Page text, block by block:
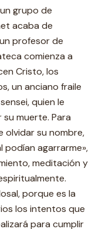
grupo de
acaba de
profesor de
comienza a
Cristo, los
un anciano fraile
quien le
muerte. Para
olvidar su nombre,
podían agarrarme»,
meditación y
porque es la
los intentos que
para cumplir